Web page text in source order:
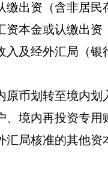
缴出资（含非居民
资本金或认缴出资
入及经外汇局（银
原币划转至境内划
、境内再投资专用
汇局核准的其他资